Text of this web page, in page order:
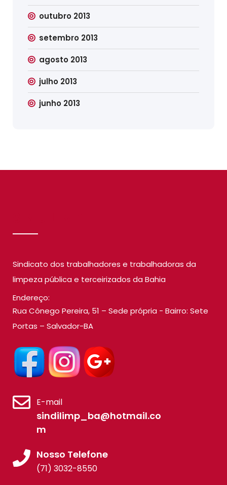
outubro 2013
setembro 2013
agosto 2013
julho 2013
junho 2013
Sindicato dos trabalhadores e trabalhadoras da
limpeza pública e terceirizados da Bahia
Endereço:
Rua Cônego Pereira, 51 – Sede própria - Bairro: Sete
Portas – Salvador-BA
E-mail
sindilimp_ba@hotmail.co
m
Nosso Telefone
(71) 3032-8550